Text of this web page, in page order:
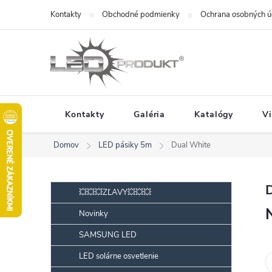
obsah
Kontakty Obchodné podmienky Ochrana osobných
Kontakty Galéria Katalógy
Domov LED pásiky 5m Dual White
o
č
n
Preskočiť
kategórie💥💥💥ZĽAVY💥💥💥
Novinky
SAMSUNG LED
LED solárne osvetlenie